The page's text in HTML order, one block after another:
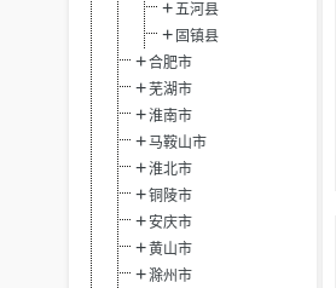
五河县
固镇县
合肥市
芜湖市
淮南市
马鞍山市
淮北市
铜陵市
安庆市
黄山市
滁州市